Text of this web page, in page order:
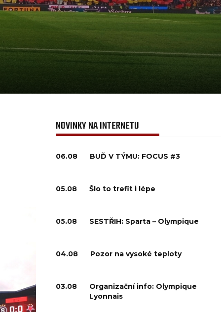
NOVINKY NA INTERNETU
06.08 BUĎ V TÝMU: FOCUS #3
05.08 Šlo to trefit i lépe
05.08 SESTŘIH: Sparta – Olympique
04.08 Pozor na vysoké teploty
03.08
Organizační info: Olympique
Lyonnais